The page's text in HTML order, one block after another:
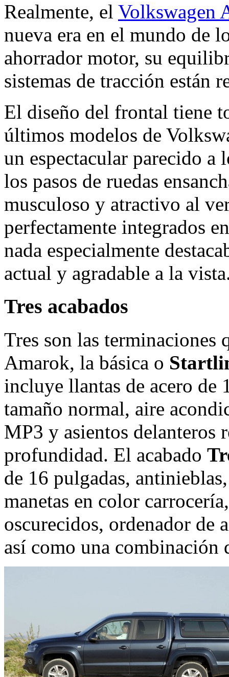
Realmente, el Volkswagen
nueva era en el mundo de
ahorrador motor, su
sistemas de tracción están
El diseño del frontal tiene
últimos modelos de
un espectacular parecido
los pasos de ruedas
musculoso y atractivo al
perfectamente integrados
nada especialmente
actual y agradable a la
Tres acabados
Tres son las terminaciones
Amarok, la básica o
incluye llantas de acero de
tamaño normal, aire
MP3 y asientos delanteros
profundidad. El acabado
de 16 pulgadas,
manetas en color
oscurecidos, ordenador de
así como una combinación